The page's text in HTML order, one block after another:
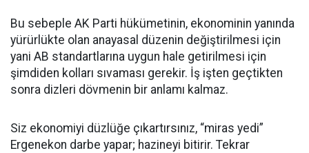
Bu sebeple AK Parti hükümetinin, ekonominin yanında
yürürlükte olan anayasal düzenin değiştirilmesi için
yani AB standartlarına uygun hale getirilmesi için
şimdiden kolları sıvaması gerekir. İş işten geçtikten
sonra dizleri dövmenin bir anlamı kalmaz.
Siz ekonomiyi düzlüğe çıkartırsınız, “miras yedi”
Ergenekon darbe yapar; hazineyi bitirir. Tekrar